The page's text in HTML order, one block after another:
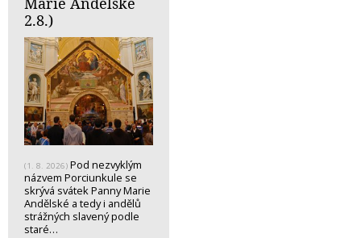
2.8.)
(1. 8. 2026) Pod nezvyklým
názvem Porciunkule se
skrývá svátek Panny Marie
Andělské a tedy i andělů
strážných slavený podle
staré…